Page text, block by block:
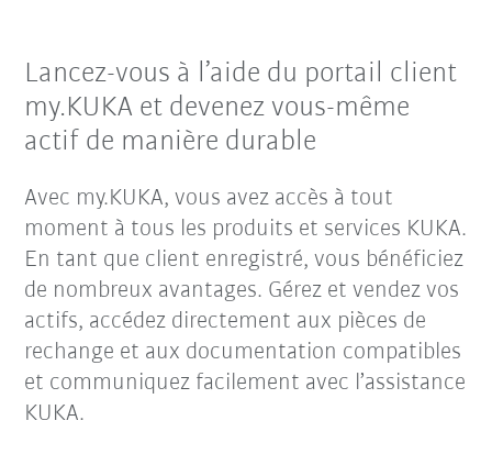
Lancez-vous à l’aide du portail client
my.KUKA et devenez vous-même
actif de manière durable
Avec my.KUKA, vous avez accès à tout
moment à tous les produits et services KUKA.
En tant que client enregistré, vous bénéficiez
de nombreux avantages. Gérez et vendez vos
actifs, accédez directement aux pièces de
rechange et aux documentation compatibles
et communiquez facilement avec l’assistance
KUKA.